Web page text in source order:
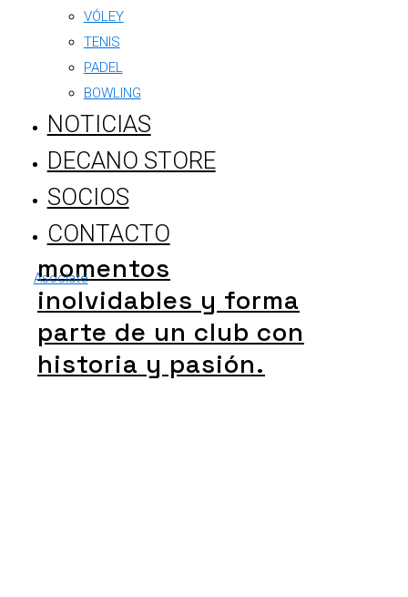
VÓLEY
TENIS
PADEL
BOWLING
NOTICIAS
DECANO STORE
SOCIOS
CONTACTO
Asociate
Asociate y disfruta
de nuestras
instalaciones,
actividades y
beneficios
exclusivos. Viví el
deporte, compartí
momentos
inolvidables y forma
parte de un club con
historia y pasión.